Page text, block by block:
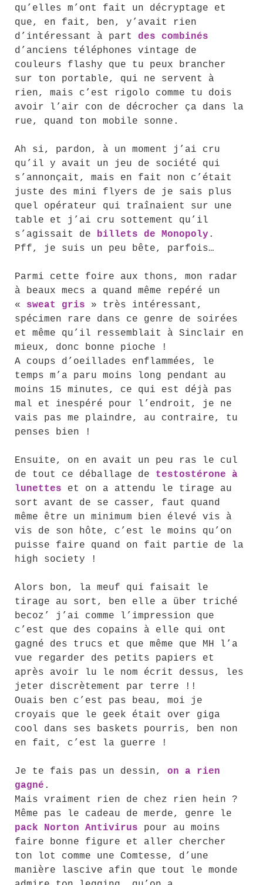
qu’elles m’ont fait un décryptage et
que, en fait, ben, y’avait rien
d’intéressant à part des combinés
d’anciens téléphones vintage de
couleurs flashy que tu peux brancher
sur ton portable, qui ne servent à
rien, mais c’est rigolo comme tu dois
avoir l’air con de décrocher ça dans la
rue, quand ton mobile sonne.
Ah si, pardon, à un moment j’ai cru
qu’il y avait un jeu de société qui
s’annonçait, mais en fait non c’était
juste des mini flyers de je sais plus
quel opérateur qui traînaient sur une
table et j’ai cru sottement qu’il
s’agissait de billets de Monopoly .
Pff, je suis un peu bête, parfois…
Parmi cette foire aux thons, mon radar
à beaux mecs a quand même repéré un
« sweat gris » très intéressant,
spécimen rare dans ce genre de soirées
et même qu’il ressemblait à Sinclair en
mieux, donc bonne pioche !
A coups d’oeillades enflammées, le
temps m’a paru moins long pendant au
moins 15 minutes, ce qui est déjà pas
mal et inespéré pour l’endroit, je ne
vais pas me plaindre, au contraire, tu
penses bien !
Ensuite, on en avait un peu ras le cul
de tout ce déballage de testostérone à
lunettes et on a attendu le tirage au
sort avant de se casser, faut quand
même être un minimum bien élevé vis à
vis de son hôte, c’est le moins qu’on
puisse faire quand on fait partie de la
high society !
Alors bon, la meuf qui faisait le
tirage au sort, ben elle a über triché
becoz’ j’ai comme l’impression que
c’est que des copains à elle qui ont
gagné des trucs et que même que MH l’a
vue regarder des petits papiers et
après avoir lu le nom écrit dessus, les
jeter discrètement par terre !!
Ouais ben c’est pas beau, moi je
croyais que le geek était over giga
cool dans ses baskets pourris, ben non
en fait, c’est la guerre !
Je te fais pas un dessin, on a rien
gagné .
Mais vraiment rien de chez rien hein ?
Même pas le cadeau de merde, genre le
pack Norton Antivirus pour au moins
faire bonne figure et aller chercher
ton lot comme une Comtesse, d’une
manière lascive afin que tout le monde